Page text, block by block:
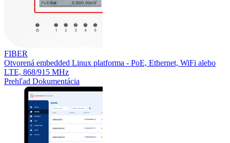
FIBER
Otvorená embedded Linux platforma - PoE, Ethernet, WiFi alebo
LTE, 868/915 MHz
Prehľad Dokumentácia